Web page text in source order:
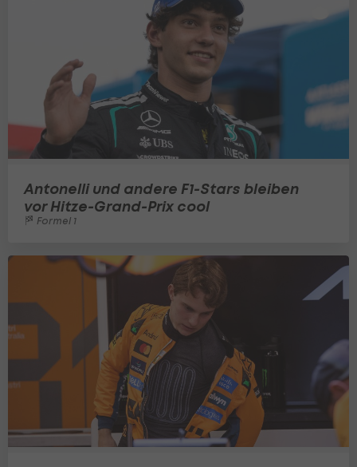
Antonelli und andere F1-Stars bleiben
vor Hitze-Grand-Prix cool
Formel 1